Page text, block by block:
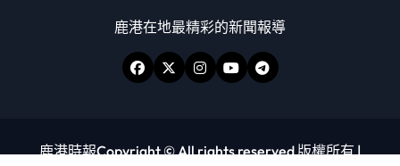
鹿港在地最精彩的新聞報導
鹿港時報Copyright © All rights reserved 版權所有|